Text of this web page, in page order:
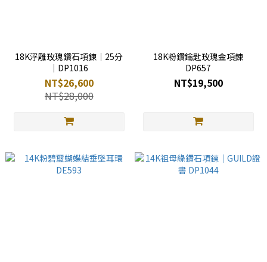
18K浮雕玫瑰鑽石項鍊｜25分
｜DP1016
NT$26,600
NT$28,000
18K粉鑽鑰匙玫瑰金項鍊
DP657
NT$19,500